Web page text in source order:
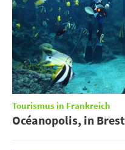
Tourismus in Frankreich
Océanopolis, in Brest